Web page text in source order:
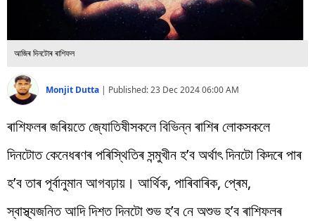
আজিৰ দিনটোৰ ৰাশিফল
Monjit Dutta | Published:23 Dec 2024 06:00 AM
ৰাশিফলৰ জৰিয়তে জ্যোতিষীসকলে বিভিন্ন ৰাশিৰ লোকসকলে
দিনটোত কেনেধৰণৰ পৰিস্থিতিৰ সন্মুখীন হ’ব অৰ্থাৎ দিনটো কিদৰে পাৰ
হ’ব তাৰ পূৰ্বানুমান আগবঢ়ায়। আৰ্থিক, পাৰিবাৰিক, প্ৰেম,
স্বাস্থ্যজনিত আদি দিশত দিনটো শুভ হ’ব নে অশুভ হ’ব ৰাশিফলৰ